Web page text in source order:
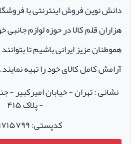
دانش نوین فروش اینترنتی با
هزاران قلم کالا در حوزه لوازم
هموطنان عزیز ایرانی باشیم تا
آرامش کامل کالای خود را تهیه نمایند.
نشانی : تهران - خیابان امیرکبیر
- پلاک ۴۱۵
کدپستی: ۱۱۴۱۷۱۵۷۹۹